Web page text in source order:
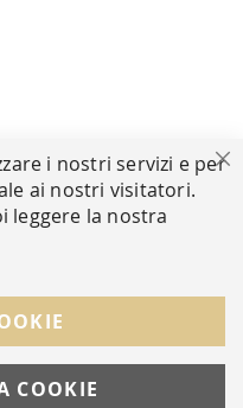
Whatsapp
IT05919160969
i nostri servizi e per
ai nostri visitatori.
leggere la nostra
COOKIE